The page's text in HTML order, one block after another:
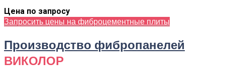
Цена по запросу
Запросить цены на фиброцементные плиты
Производство фибропанелей
ВИКОЛОР